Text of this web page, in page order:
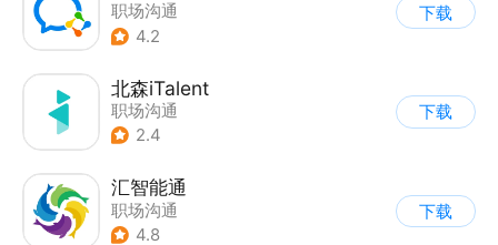
职场沟通
4.2
下载
北森iTalent
职场沟通
2.4
下载
汇智能通
职场沟通
4.8
下载